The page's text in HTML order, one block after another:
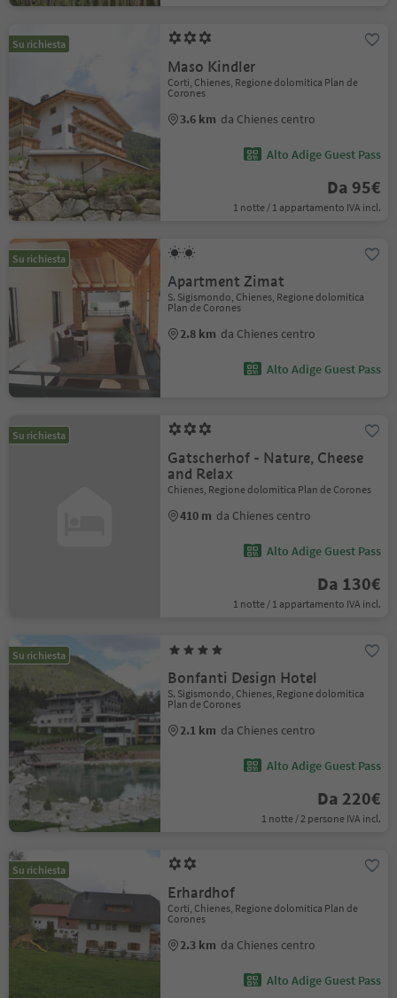
Su richiesta
Maso Kindler
Corti, Chienes, Regione dolomitica Plan de
Corones
3.6 km da Chienes centro
Alto Adige Guest Pass
Da 95€
1 notte / 1 appartamento IVA incl.
Su richiesta
Apartment Zimat
S. Sigismondo, Chienes, Regione dolomitica
Plan de Corones
2.8 km da Chienes centro
Alto Adige Guest Pass
Su richiesta
Gatscherhof - Nature, Cheese
and Relax
Chienes, Regione dolomitica Plan de Corones
410 m da Chienes centro
Alto Adige Guest Pass
Da 130€
1 notte / 1 appartamento IVA incl.
Su richiesta
Bonfanti Design Hotel
S. Sigismondo, Chienes, Regione dolomitica
Plan de Corones
2.1 km da Chienes centro
Alto Adige Guest Pass
Da 220€
1 notte / 2 persone IVA incl.
Su richiesta
Erhardhof
Corti, Chienes, Regione dolomitica Plan de
Corones
2.3 km da Chienes centro
Alto Adige Guest Pass